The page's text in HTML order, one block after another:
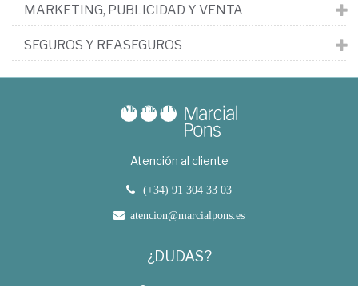
MARKETING, PUBLICIDAD Y VENTA
SEGUROS Y REASEGUROS
Atención al cliente
(+34) 91 304 33 03
atencion@marcialpons.es
¿DUDAS?